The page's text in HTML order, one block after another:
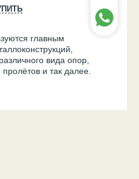
главным
вида опор,
и так далее.